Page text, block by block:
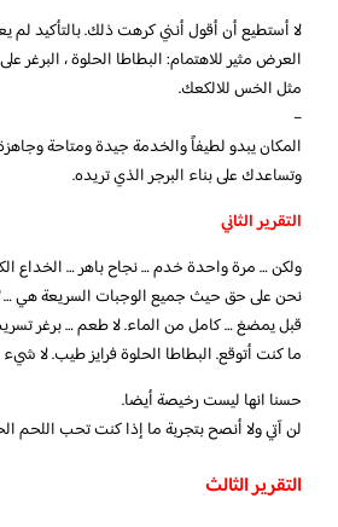
لا أستطيع أن أقول أنني كرهت ذلك. بالتأكيد لم
العرض مثير للاهتمام: البطاطا الحلوة ، البرغر
مثل الخس للالكعك.
–
المكان يبدو لطيفاً والخدمة جيدة ومتاحة وجاهزة
وتساعدك على بناء البرجر الذي تريده.
التقرير الثاني
ولكن … مرة واحدة خدم … نجاح باهر … الخداع
نحن على حق حيث جميع الوجبات السريعة هي …
قبل يمضغ … كامل من الماء. لا طعم … برغر
ما كنت أتوقع. البطاطا الحلوة فرايز طيب. لا
حسنا انها ليست رخيصة أيضا.
لن آتي ولا أنصح بتجربة ما إذا كنت تحب اللحم
التقرير الثالث